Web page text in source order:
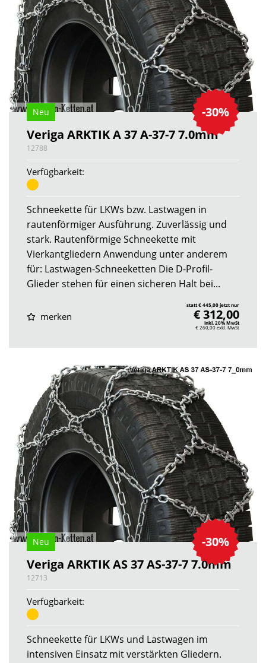
-30%
Neu
Veriga ARKTIK A 37 A-37-7 7.0mm
12788
Verfügbarkeit:
Schneekette für LKWs bzw. Lastwagen in
rautenförmiger Ausführung. Zuverlässig und
stark. Rautenförmige Schneekette mit
Vierkantgliedern Anwendung unter anderem
für: Lastwagen-Schneeketten Die D-Profil-
Glieder stehen für einen sicheren Halt bei...
merken
statt € 445,00 jetzt nur
€ 312,00
inkl. 20% MwSt
€ 260,00exkl. MwSt
-30%
Neu
Veriga ARKTIK AS 37 AS-37-7 7.0mm
12713
Verfügbarkeit:
Schneekette für LKWs und Lastwagen im
intensiven Einsatz mit verstärkten Gliedern.